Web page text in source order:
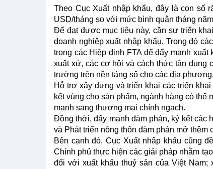
Theo Cục Xuất nhập khẩu, đây là con số
USD/tháng so với mức bình quân tháng
Để đạt được mục tiêu này, cần sự triển
doanh nghiệp xuất nhập khẩu. Trong đó
trong các Hiệp định FTA để đẩy mạnh
xuất xứ, các cơ hội và cách thức tận dụng
trường trên nền tảng số cho các địa
Hỗ trợ xây dựng và triển khai các triển
kết vùng cho sản phẩm, ngành hàng có thế
mạnh sang thương mại chính ngạch.
Đồng thời, đẩy mạnh đàm phán, ký kết
và Phát triển nông thôn đàm phán mở
Bên cạnh đó, Cục Xuất nhập khẩu cũng
Chính phủ thực hiện các giải pháp nhằm
đối với xuất khẩu thuỷ sản của Việt